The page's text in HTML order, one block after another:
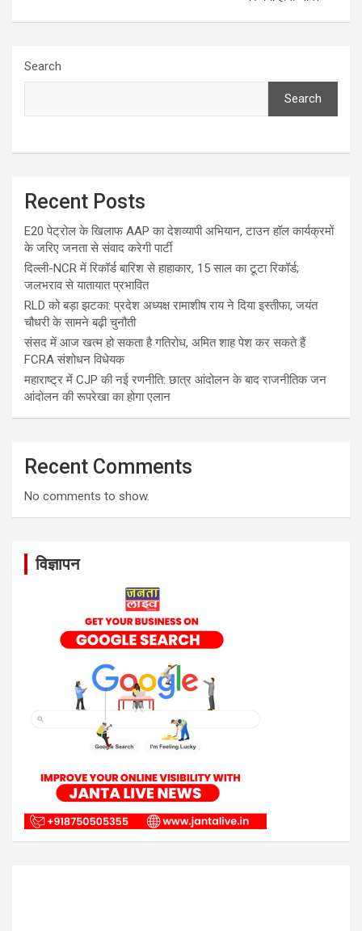
Search
Search
Recent Posts
E20 पेट्रोल के खिलाफ AAP का देशव्यापी अभियान, टाउन हॉल कार्यक्रमों
के जरिए जनता से संवाद करेगी पार्टी
दिल्ली-NCR में रिकॉर्ड बारिश से हाहाकार, 15 साल का टूटा रिकॉर्ड;
जलभराव से यातायात प्रभावित
RLD को बड़ा झटका: प्रदेश अध्यक्ष रामाशीष राय ने दिया इस्तीफा, जयंत
चौधरी के सामने बढ़ी चुनौती
संसद में आज खत्म हो सकता है गतिरोध, अमित शाह पेश कर सकते हैं
FCRA संशोधन विधेयक
महाराष्ट्र में CJP की नई रणनीति: छात्र आंदोलन के बाद राजनीतिक जन
आंदोलन की रूपरेखा का होगा एलान
Recent Comments
No comments to show.
विज्ञापन